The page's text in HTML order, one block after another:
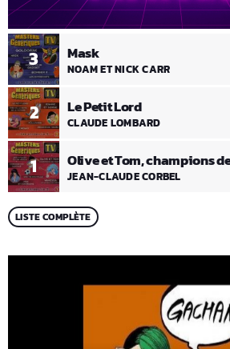
1 Olive et Tom, champions
JEAN-CLAUDE CORBEL
2 Le Petit Lord
CLAUDE LOMBARD
3 Mask
NOAM ET NICK CARR
LISTE COMPLÈTE